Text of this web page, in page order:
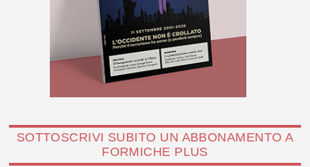
SOTTOSCRIVI SUBITO UN ABBONAMENTO A
FORMICHE PLUS